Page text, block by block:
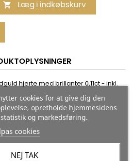
 Læg i indkøbskurv
hjerte med brillanter 0,11ct - inkl.
cookies for at give dig den
opretholde hjemmesidens
og markedsføring.
cookies
NEJ TAK